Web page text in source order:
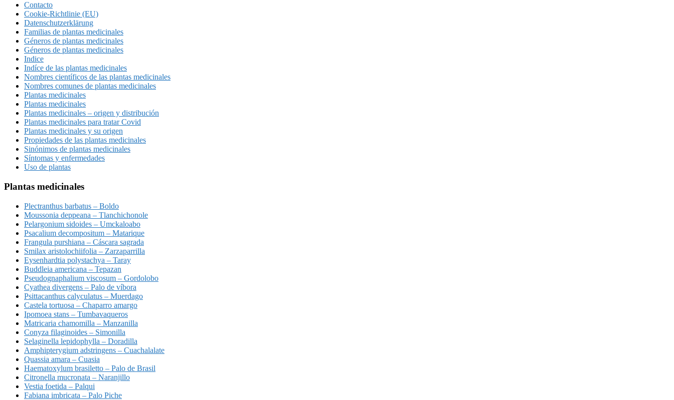
Contacto
Cookie-Richtlinie (EU)
Datenschutzerklärung
Familias de plantas medicinales
Géneros de plantas medicinales
Géneros de plantas medicinales
Indice
Indíce de las plantas medicinales
Nombres científicos de las plantas medicinales
Nombres comunes de plantas medicinales
Plantas medicinales
Plantas medicinales
Plantas medicinales – origen y distribución
Plantas medicinales para tratar Covid
Plantas medicinales y su origen
Propiedades de las plantas medicinales
Sinónimos de plantas medicinales
Síntomas y enfermedades
Uso de plantas
Plantas medicinales
Plectranthus barbatus – Boldo
Moussonia deppeana – Tlanchichonole
Pelargonium sidoides – Umckaloabo
Psacalium decompositum – Matarique
Frangula purshiana – Cáscara sagrada
Smilax aristolochiifolia – Zarzaparrilla
Eysenhardtia polystachya – Taray
Buddleia americana – Tepazan
Pseudognaphalium viscosum – Gordolobo
Cyathea divergens – Palo de víbora
Psittacanthus calyculatus – Muerdago
Castela tortuosa – Chaparro amargo
Ipomoea stans – Tumbavaqueros
Matricaria chamomilla – Manzanilla
Conyza filaginoides – Simonilla
Selaginella lepidophylla – Doradilla
Amphipterygium adstringens – Cuachalalate
Quassia amara – Cuasia
Haematoxylum brasiletto – Palo de Brasil
Citronella mucronata – Naranjillo
Vestia foetida – Palqui
Fabiana imbricata – Palo Piche